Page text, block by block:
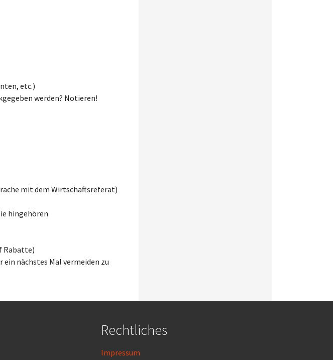
etc.)
werden? Notieren!
mit dem Wirtschaftsreferat)
hingehören
Rabatte)
nächstes Mal vermeiden zu
Rechtliches
Impressum